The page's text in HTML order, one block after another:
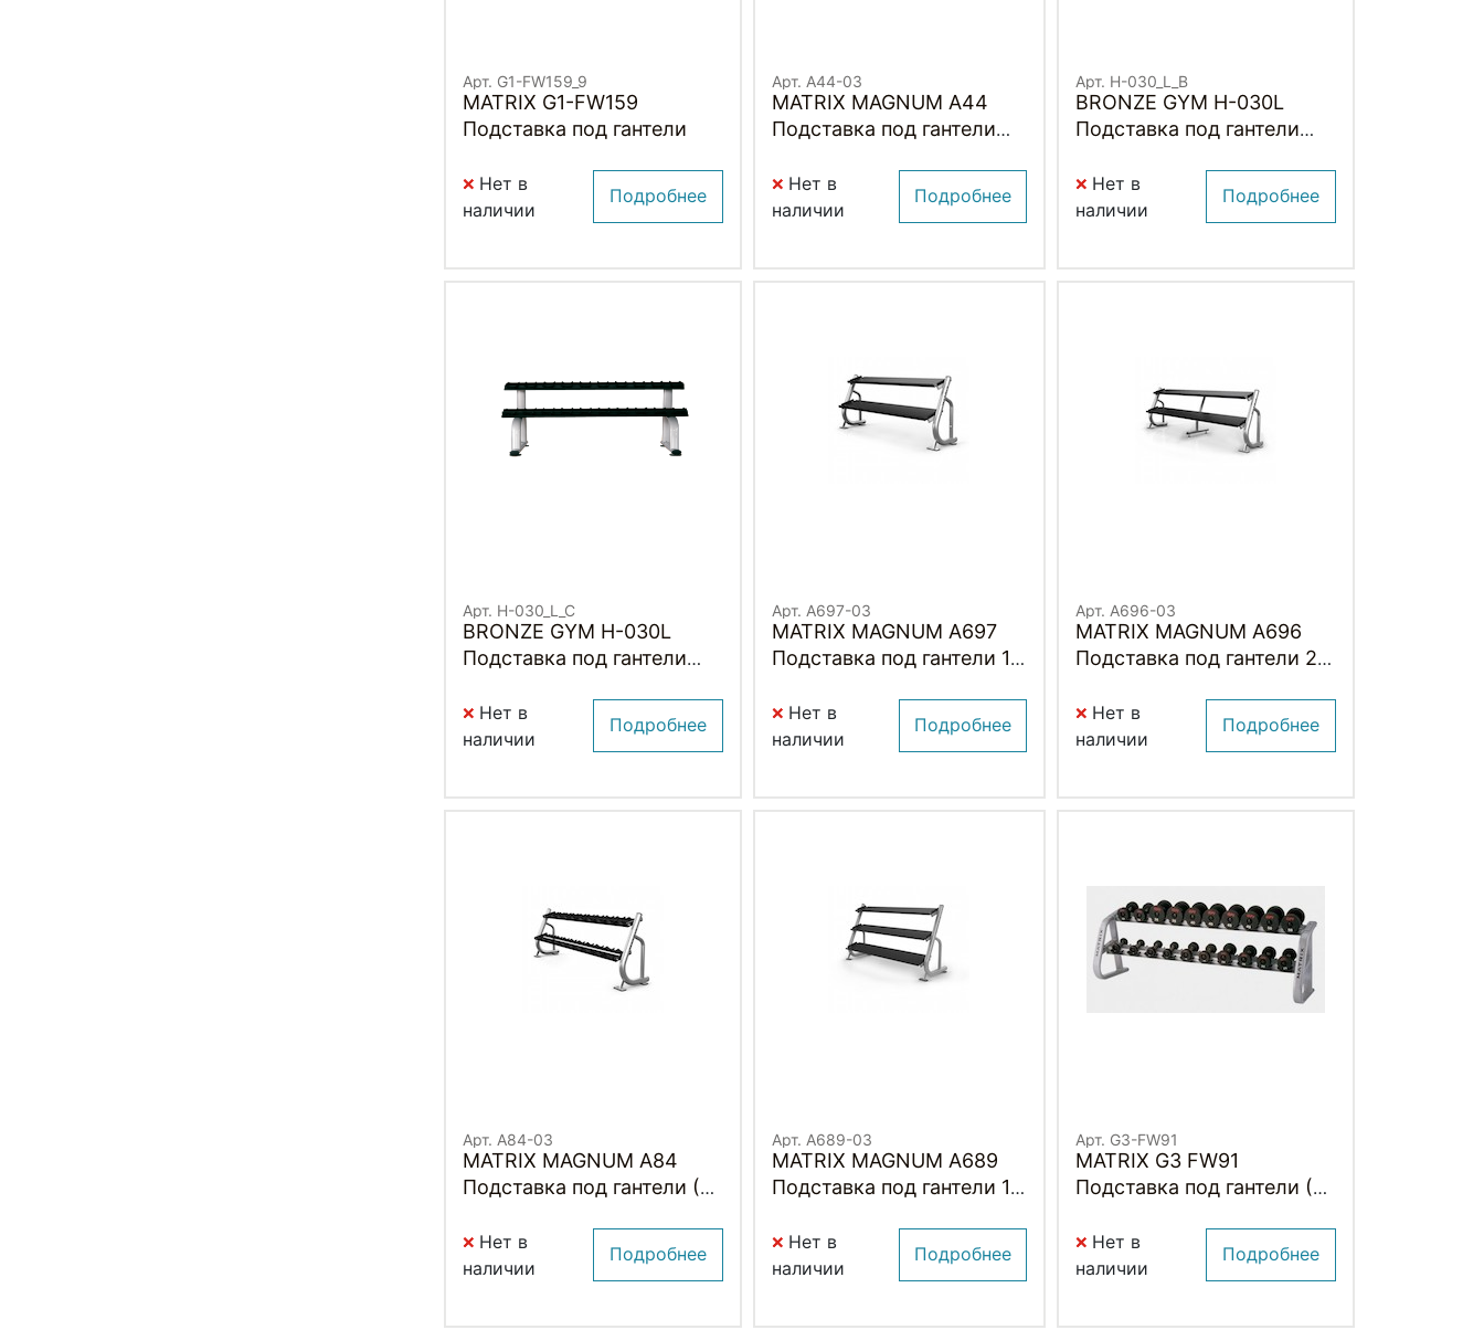
Арт. G1-FW159_9
MATRIX G1-FW159
Подставка под гантели
Нет в
наличии
Подробнее
Арт. A44-03
MATRIX MAGNUM A44
Подставка под гантели
Нет в
наличии
Подробнее
Арт. H-030_L_B
BRONZE GYM H-030L
Подставка под гантели
Нет в
наличии
Подробнее
Арт. H-030_L_C
BRONZE GYM H-030L
Подставка под гантели
Нет в
наличии
Подробнее
Арт. A697-03
MATRIX MAGNUM A697
Подставка под гантели 1.8
плоская)
Нет в
наличии
Подробнее
Арт. A696-03
MATRIX MAGNUM A696
Подставка под гантели 2.4
плоская)
Нет в
наличии
Подробнее
Арт. A84-03
MATRIX MAGNUM A84
Подставка под гантели (10
Нет в
наличии
Подробнее
Арт. A689-03
MATRIX MAGNUM A689
Подставка под гантели 1.8
плоская)
Нет в
наличии
Подробнее
Арт. G3-FW91
MATRIX G3 FW91
Подставка под гантели (10
Нет в
наличии
Подробнее